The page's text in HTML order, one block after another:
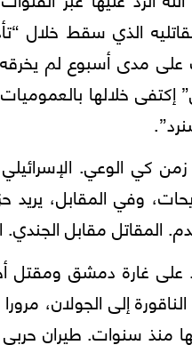
الذي سقط خلال
على مدى أسبوع لم
إكتفى خلالها
كي الوعي. الإسرائيلي
وفي المقابل،
المقاتل مقابل
على غارة دمشق ومقتل
إلى الجولان،